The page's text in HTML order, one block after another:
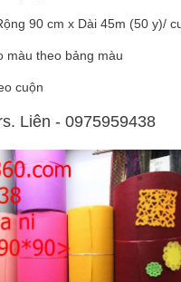
90 cm x Dài 45m (50 y)/
màu theo bảng màu
cuộn
Liên - 0975959438